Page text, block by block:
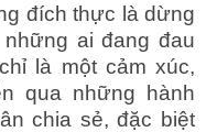
đích thực là dừng
ai đang đau
là một cảm xúc,
qua những hành
chia sẻ, đặc biệt